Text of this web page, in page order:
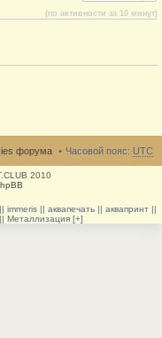
(по активности за 10 минут)
Часовой пояс: UTC
форума
2010
|| аквапечать || аквапринт ||
Металлизация [+]